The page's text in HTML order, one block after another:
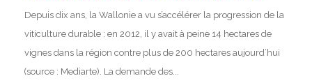
Depuis dix ans, la Wallonie a vu s’accélérer la progression de la
viticulture durable : en 2012, il y avait à peine 14 hectares de
vignes dans la région contre plus de 200 hectares aujourd’hui
(source : Mediarte). La demande des...